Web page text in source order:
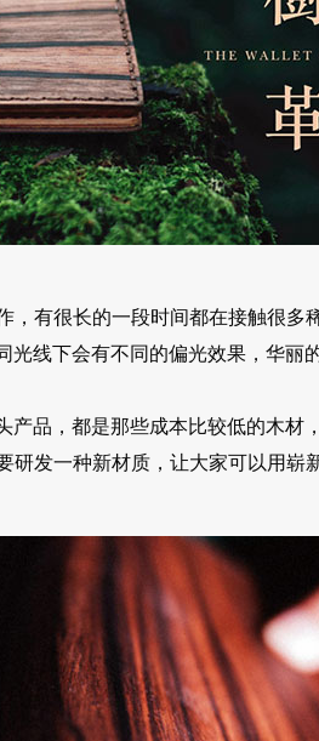
，有很长的一段时间都在接触很多
光线下会有不同的偏光效果，华丽
品，都是那些成本比较低的木材
研发一种新材质，让大家可以用崭